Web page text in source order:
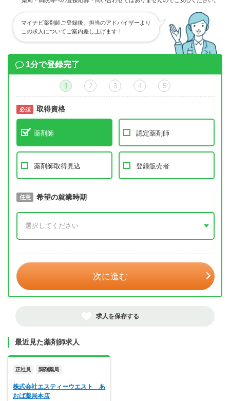
マイナビ薬剤師ご登録後、担当のアドバイザーより
この求人についてご案内差し上げます！
1分で登録完了
1 2 3 4 5
必須 取得資格
薬剤師 認定薬剤師
薬剤師取得見込 登録販売者
必須 取得予定年
任意 希望の就業時期
次に進む
求人を保存する
最近見た薬剤師求人
正社員 調剤薬局
株式会社エスティーウエスト あ
おば薬局本店